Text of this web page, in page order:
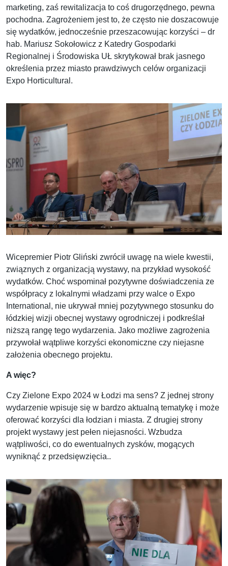
marketing, zaś rewitalizacja to coś drugorzędnego, pewna
pochodna. Zagrożeniem jest to, że często nie doszacowuje
się wydatków, jednocześnie przeszacowując korzyści – dr
hab. Mariusz Sokołowicz z Katedry Gospodarki
Regionalnej i Środowiska UŁ skrytykował brak jasnego
określenia przez miasto prawdziwych celów organizacji
Expo Horticultural.
Wicepremier Piotr Gliński zwrócił uwagę na wiele kwestii,
związnych z organizacją wystawy, na przykład wysokość
wydatków. Choć wspominał pozytywne doświadczenia ze
współpracy z lokalnymi władzami przy walce o Expo
International, nie ukrywał mniej pozytywnego stosunku do
łódzkiej wizji obecnej wystawy ogrodniczej i podkreślał
niższą rangę tego wydarzenia. Jako możliwe zagrożenia
przywołał wątpliwe korzyści ekonomiczne czy niejasne
założenia obecnego projektu.
A więc?
Czy Zielone Expo 2024 w Łodzi ma sens? Z jednej strony
wydarzenie wpisuje się w bardzo aktualną tematykę i może
oferować korzyści dla łodzian i miasta. Z drugiej strony
projekt wystawy jest pełen niejasności. Wzbudza
wątpliwości, co do ewentualnych zysków, mogących
wyniknąć z przedsięwzięcia..